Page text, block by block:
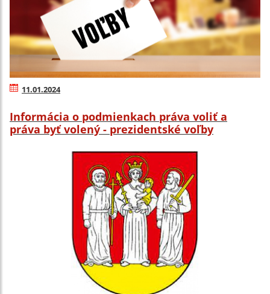
11.01.2024
Informácia o podmienkach práva voliť a
práva byť volený - prezidentské voľby